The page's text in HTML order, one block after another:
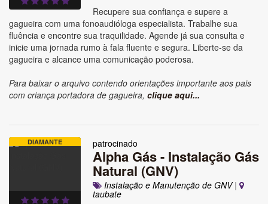
Recupere sua confiança e supere a
gagueira com uma fonoaudióloga especialista. Trabalhe sua
fluência e encontre sua traquilidade. Agende já sua consulta e
inicie uma jornada rumo à fala fluente e segura. Liberte-se da
gagueira e alcance uma comunicação poderosa.
Para baixar o arquivo contendo orientações importante aos pais
com criança portadora de gagueira, clique aqui...
DIAMANTE patrocinado
Alpha Gás - Instalação Gás
Natural (GNV)
Instalação e Manutenção de GNV|
taubate